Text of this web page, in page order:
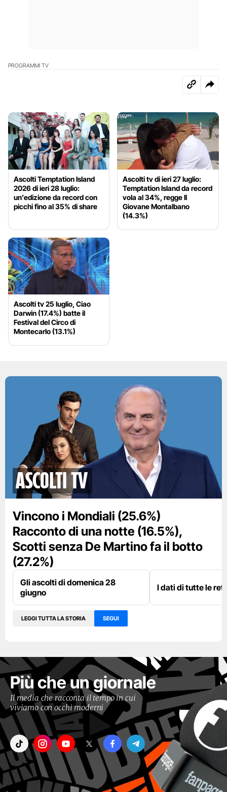
PROGRAMMI TV
Ascolti Temptation Island
2026 di ieri 28 luglio:
un’edizione da record con
picchi fino al 35% di share
Ascolti tv di ieri 27 luglio:
Temptation Island da record
vola al 34%, regge Il
Giovane Montalbano
(14.3%)
Ascolti tv 25 luglio, Ciao
Darwin (17.4%) batte il
Festival del Circo di
Montecarlo (13.1%)
Ascolti TV
Vincono i Mondiali (25.6%)
Racconto di una notte (16.5%),
Scotti senza De Martino fa il botto
(27.2%)
Gli ascolti di domenica 28
giugno
I dati di tutte le
LEGGI TUTTA LA STORIA SEGUI
Più che un giornale
Il media che racconta il tempo in cui
viviamo con occhi moderni